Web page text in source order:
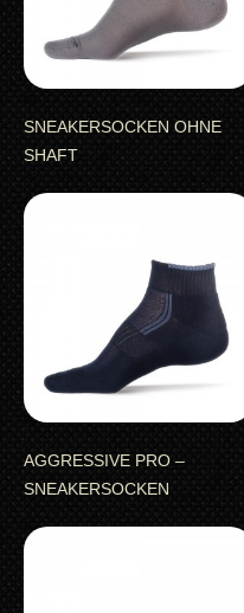
SNEAKERSOCKEN OHNE
SHAFT
AGGRESSIVE PRO –
SNEAKERSOCKEN